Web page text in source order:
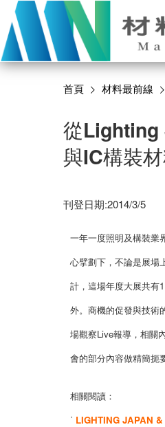
首頁 材料最前線
從Lighting
與IC構裝
刊登日期:2014/3/5
一年一度照明及構裝業
心擘劃下，不論是展場
計，這場年度大展共有
外。商機的促發與技術
場觀察Live報導，相關
會的部分內容做精簡扼
相關閱讀：
˙ LIGHTING JAPAN